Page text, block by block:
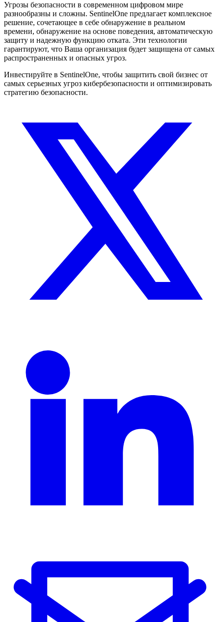
Угрозы безопасности в современном цифровом мире
разнообразны и сложны. SentinelOne предлагает комплексное
решение, сочетающее в себе обнаружение в реальном
времени, обнаружение на основе поведения, автоматическую
защиту и надежную функцию отката. Эти технологии
гарантируют, что Ваша организация будет защищена от самых
распространенных и опасных угроз.
Инвестируйте в SentinelOne, чтобы защитить свой бизнес от
самых серьезных угроз кибербезопасности и оптимизировать
стратегию безопасности.